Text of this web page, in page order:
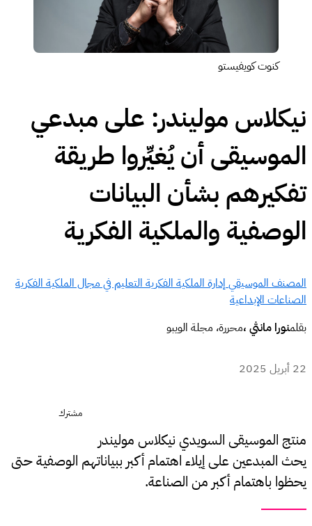
كنوت كويفيستو
نيكلاس موليندر: على مبدعي
الموسيقى أن يُغيِّروا طريقة
تفكيرهم بشأن البيانات
الوصفية والملكية الفكرية
المصنف الموسيقي إدارة الملكية الفكريةالتعليم في مجال الملكية الفكرية
الصناعات الإبداعية
بقلمنورا مانثي ، محررة، مجلة الويبو
22 أبريل 2025
مشترك
منتج الموسيقى السويدي نيكلاس موليندر
يحث المبدعين على إيلاء اهتمام أكبر ببياناتهم الوصفية حتى
يحظوا باهتمام أكبر من الصناعة.